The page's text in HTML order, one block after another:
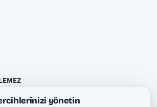
yönetin